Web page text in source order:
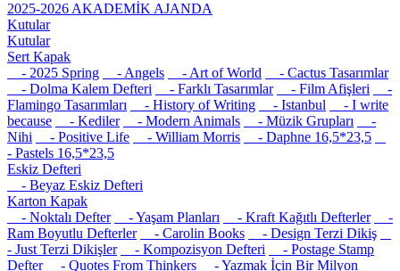
2025-2026 AKADEMİK AJANDA
Kutular
Kutular
Sert Kapak
- 2025 Spring
- Angels - Art of World
- Cactus Tasarımlar
- Dolma Kalem Defteri
- Farklı Tasarımlar - Film Afişleri
-
Flamingo Tasarımları
- History of Writing - Istanbul
- I write
because
- Kediler - Modern Animals - Müzik Grupları
-
Nihi
- Positive Life - William Morris
- Daphne 16,5*23,5
- Pastels 16,5*23,5
Eskiz Defteri
- Beyaz Eskiz Defteri
Karton Kapak
- Noktalı Defter
- Yaşam Planları - Kraft Kağıtlı Defterler
-
Ram Boyutlu Defterler
- Carolin Books
- Design Terzi Dikiş
- Just Terzi Dikişler
- Kompozisyon Defteri
- Postage Stamp
Defter
- Quotes From Thinkers
- Yazmak İçin Bir Milyon